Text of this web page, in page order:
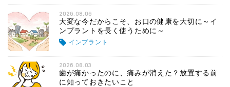
2026.08.06
大変な今だからこそ、お口の健康を大切に～イ
ンプラントを長く使うために～
インプラント
2026.08.03
歯が痛かったのに、痛みが消えた？放置する前
に知っておきたいこと